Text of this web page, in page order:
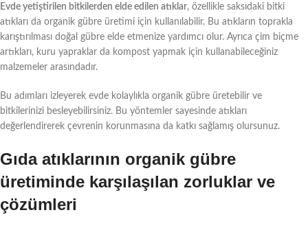
Evde yetiştirilen bitkilerden elde edilen atıklar, özellikle saksıdaki bitki
atıkları da organik gübre üretimi için kullanılabilir. Bu atıkların toprakla
karıştırılması doğal gübre elde etmenize yardımcı olur. Ayrıca çim biçme
artıkları, kuru yapraklar da kompost yapmak için kullanabileceğiniz
malzemeler arasındadır.
Bu adımları izleyerek evde kolaylıkla organik gübre üretebilir ve
bitkilerinizi besleyebilirsiniz. Bu yöntemler sayesinde atıkları
değerlendirerek çevrenin korunmasına da katkı sağlamış olursunuz.
Gıda atıklarının organik gübre
üretiminde karşılaşılan zorluklar ve
çözümleri